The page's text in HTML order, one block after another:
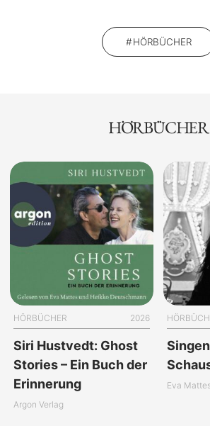
HÖRBÜCHER
HÖRBÜCHER
HÖRBÜCHER 2026
Siri Hustvedt: Ghost
Stories – Ein Buch der
Erinnerung
Argon Verlag